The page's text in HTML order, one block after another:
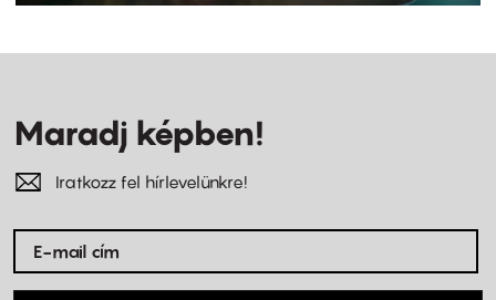
Maradj képben!
Iratkozz fel hírlevelünkre!